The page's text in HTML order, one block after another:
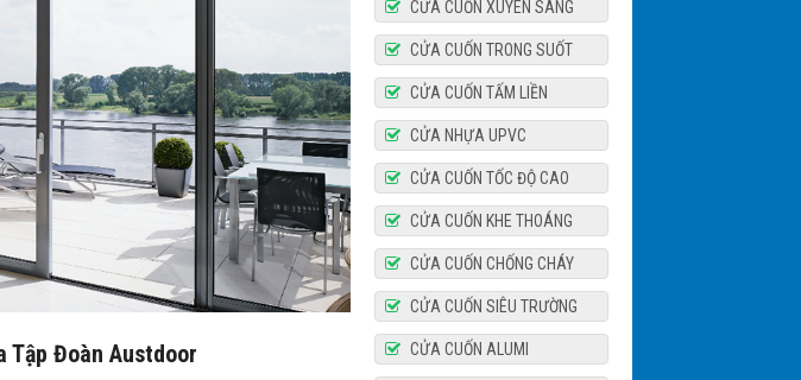
Tập Đoàn Austdoor
CỬA CUỐN XUYÊN SÁNG
CỬA CUỐN TRONG SUỐT
CỬA CUỐN TẤM LIỀN
CỬA NHỰA UPVC
CỬA CUỐN TỐC ĐỘ CAO
CỬA CUỐN KHE THOÁNG
CỬA CUỐN CHỐNG CHÁY
CỬA CUỐN SIÊU TRƯỜNG
CỬA CUỐN ALUMI
Bộ tời YH
Bộ tời AH300A